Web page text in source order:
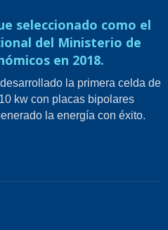
seleccionado como el
del Ministerio de
en 2018.
la primera celda de
kw con placas bipolares
la energía con éxito.